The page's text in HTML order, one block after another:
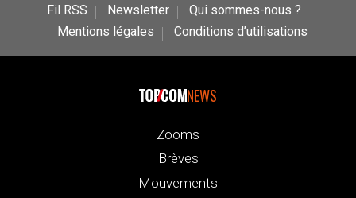
Fil RSS Newsletter
Qui sommes-nous ?
Mentions légales
Conditions d’utilisations
NEWS
Zooms
Brèves
Mouvements